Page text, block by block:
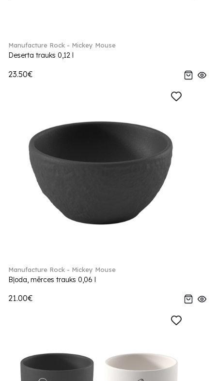
Manufacture Rock - Mickey Mouse
Deserta trauks 0,12 l
23.50€
Manufacture Rock - Mickey Mouse
Bļoda, mērces trauks 0,06 l
21.00€